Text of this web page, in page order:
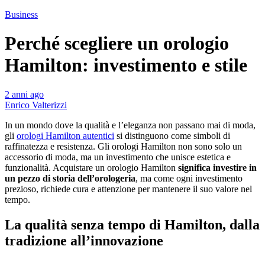
Business
Perché scegliere un orologio
Hamilton: investimento e stile
2 anni ago
Enrico Valterizzi
In un mondo dove la qualità e l’eleganza non passano mai di moda,
gli orologi Hamilton autentici si distinguono come simboli di
raffinatezza e resistenza. Gli orologi Hamilton non sono solo un
accessorio di moda, ma un investimento che unisce estetica e
funzionalità. Acquistare un orologio Hamilton significa investire in
un pezzo di storia dell’orologeria, ma come ogni investimento
prezioso, richiede cura e attenzione per mantenere il suo valore nel
tempo.
La qualità senza tempo di Hamilton, dalla
tradizione all’innovazione